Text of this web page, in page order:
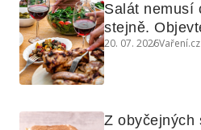
Salát nemusí
stejně.
využijete i na
20. 07. 2026Vaření.cz
Z obyčejných